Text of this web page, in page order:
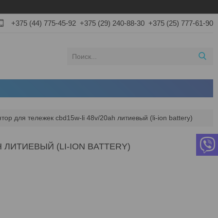
+375 (44) 775-45-92 +375 (29) 240-88-30 +375 (25) 777-61-90
для тележек cbd15w-li 48v/20ah литиевый (li-ion battery)
(LI-ION BATTERY)